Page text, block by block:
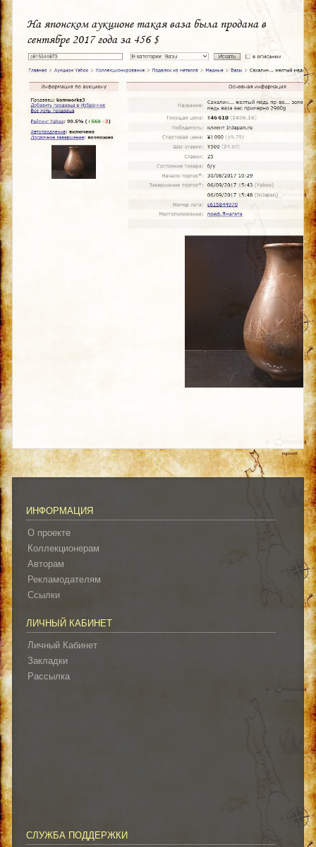
На японском аукционе такая ваза была продана в
сентябре 2017 года за 456 $
ИНФОРМАЦИЯ
О проекте
Коллекционерам
Авторам
Рекламодателям
Ссылки
ЛИЧНЫЙ КАБИНЕТ
Личный Кабинет
Закладки
Рассылка
СЛУЖБА ПОДДЕРЖКИ